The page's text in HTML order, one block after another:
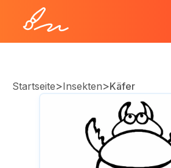
Startseite>Insekten>Käfer